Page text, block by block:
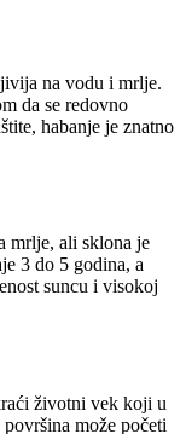
na vodu i mrlje.
da se redovno
habanje je znatno
mrlje, ali sklona je
3 do 5 godina, a
suncu i visokoj
životni vek koji u
može početi